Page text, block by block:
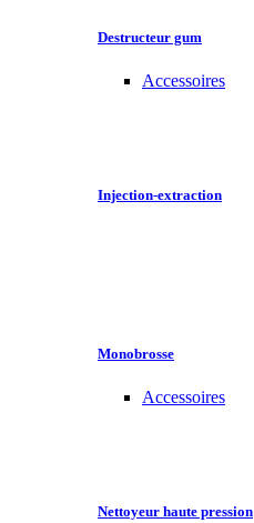
Destructeur gum
Accessoires
Injection-extraction
Monobrosse
Accessoires
Nettoyeur haute pression